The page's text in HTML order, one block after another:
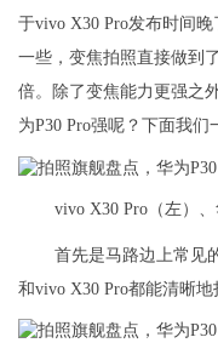
于vivo X30 Pro发布时间
一些，变焦拍照直接做到
倍。除了变焦能力更强之
为P30 Pro强呢？下面我们
vivo X30 Pro（左）、
首先是马路边上常见
和vivo X30 Pro都能清晰